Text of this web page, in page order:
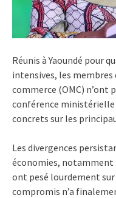
Réunis à Yaoundé pour
intensives, les membres
commerce (OMC) n’ont
conférence ministérielle
concrets sur les
Les divergences
économies, notamment
ont pesé lourdement sur
compromis n’a